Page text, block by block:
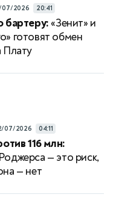
07/2026 20:41
бартеру:«Зенит» и
готовят обмен
Плату
07/2026 04:11
116 млн:
— это риск,
— нет